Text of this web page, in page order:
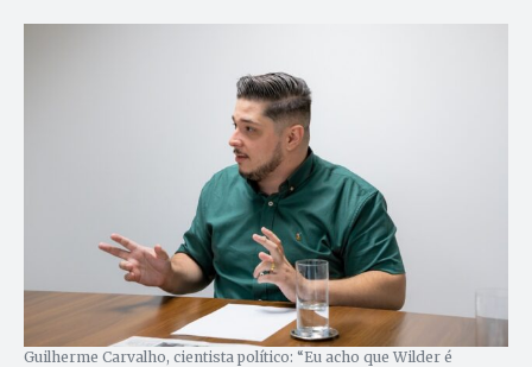
Guilherme Carvalho, cientista político: “Eu acho que Wilder é